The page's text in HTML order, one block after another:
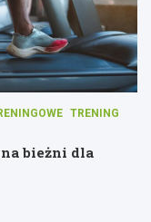
TRENING
bieżni dla